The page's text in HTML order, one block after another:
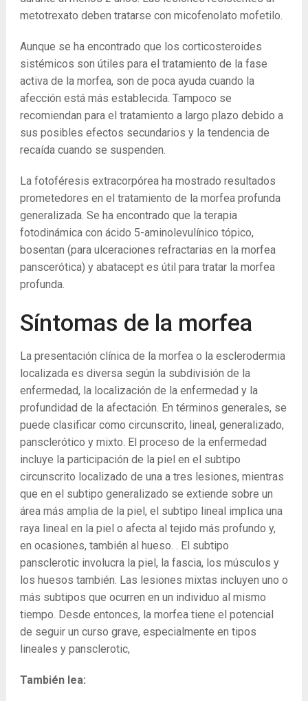
metotrexato deben tratarse con micofenolato mofetilo.
Aunque se ha encontrado que los corticosteroides
sistémicos son útiles para el tratamiento de la fase
activa de la morfea, son de poca ayuda cuando la
afección está más establecida. Tampoco se
recomiendan para el tratamiento a largo plazo debido a
sus posibles efectos secundarios y la tendencia de
recaída cuando se suspenden.
La fotoféresis extracorpórea ha mostrado resultados
prometedores en el tratamiento de la morfea profunda
generalizada. Se ha encontrado que la terapia
fotodinámica con ácido 5-aminolevulínico tópico,
bosentan (para ulceraciones refractarias en la morfea
panscerótica) y abatacept es útil para tratar la morfea
profunda.
Síntomas de la morfea
La presentación clínica de la morfea o la esclerodermia
localizada es diversa según la subdivisión de la
enfermedad, la localización de la enfermedad y la
profundidad de la afectación. En términos generales, se
puede clasificar como circunscrito, lineal, generalizado,
pansclerótico y mixto. El proceso de la enfermedad
incluye la participación de la piel en el subtipo
circunscrito localizado de una a tres lesiones, mientras
que en el subtipo generalizado se extiende sobre un
área más amplia de la piel, el subtipo lineal implica una
raya lineal en la piel o afecta al tejido más profundo y,
en ocasiones, también al hueso. . El subtipo
pansclerotic involucra la piel, la fascia, los músculos y
los huesos también. Las lesiones mixtas incluyen uno o
más subtipos que ocurren en un individuo al mismo
tiempo. Desde entonces, la morfea tiene el potencial
de seguir un curso grave, especialmente en tipos
lineales y pansclerotic,
También lea: